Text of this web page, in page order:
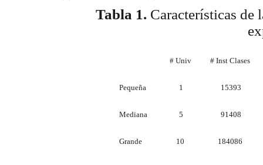
Tabla 1. Características de
# Univ # Inst Clases
Pequeña 1 15393
Mediana 5 91408
Grande 10 184086